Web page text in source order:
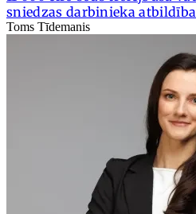
sniedzas darbinieka atbildība
Toms Tīdemanis